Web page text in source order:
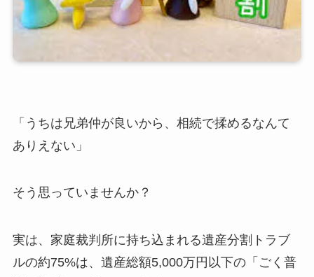
「うちは兄弟仲が良いから、相続で揉めるなんて
ありえない」
そう思っていませんか？
実は、家庭裁判所に持ち込まれる遺産分割トラブ
ルの約75%は、遺産総額5,000万円以下の「ごく普